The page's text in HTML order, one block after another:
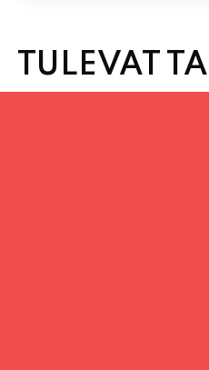
TULEVAT